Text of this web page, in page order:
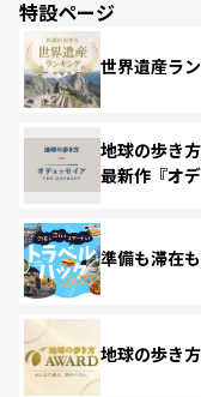
特設ページ
世界遺産ラ
地球の歩き
最新作『オ
準備も滞在
地球の歩き